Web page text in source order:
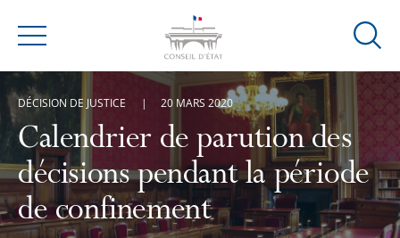
Menu
Ouvrir
de
Calendrier de parution des
décisions pendant la période
de confinement
DÉCISION DE JUSTICE 20 MARS 2020